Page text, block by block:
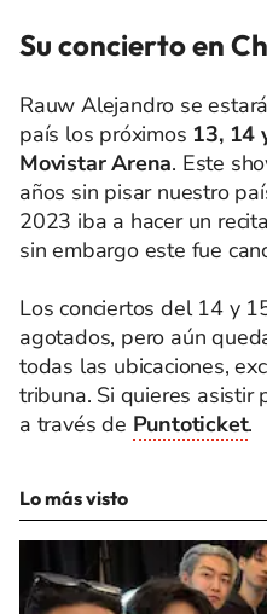
Su concierto en
Rauw Alejandro se
país los próximos 13, 14
Movistar Arena. Este
años sin pisar nuestro
2023 iba a hacer un
sin embargo este fue
Los conciertos del 14 y
agotados, pero aún
todas las ubicaciones,
tribuna. Si quieres asistir
a través de Puntoticket.
Lo más visto